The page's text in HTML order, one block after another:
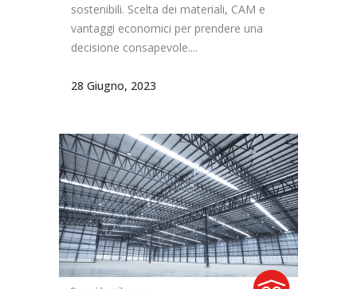
sostenibili. Scelta dei materiali, CAM e
vantaggi economici per prendere una
decisione consapevole....
28 Giugno, 2023